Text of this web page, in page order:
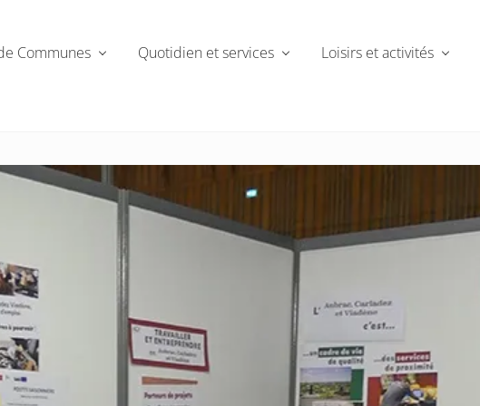
Communes Quotidien et services Loisirs et activités